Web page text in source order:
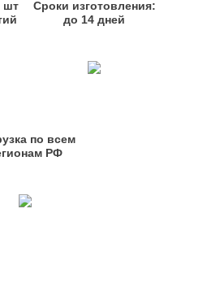
шт
Сроки изготовления:
до 14 дней
по всем
РФ